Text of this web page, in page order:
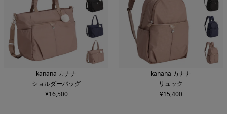
kanana カナナ
ショルダーバッグ
¥16,500
kanana カナナ
リュック
¥15,400